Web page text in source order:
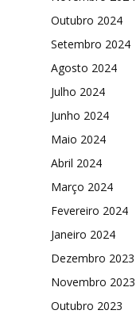
Outubro 2024
Setembro 2024
Agosto 2024
Julho 2024
Junho 2024
Maio 2024
Abril 2024
Março 2024
Fevereiro 2024
Janeiro 2024
Dezembro 2023
Novembro 2023
Outubro 2023